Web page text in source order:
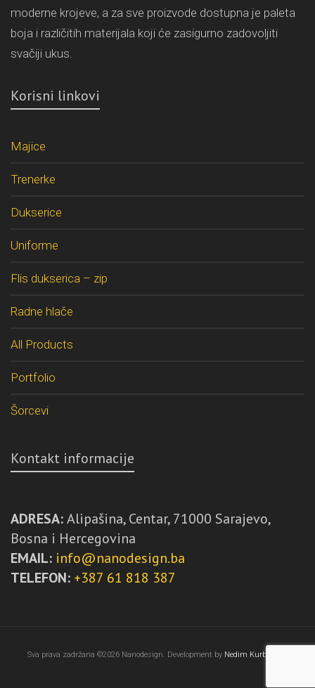
moderne krojeve, a za sve proizvode dostupna je paleta
boja i različitih materijala koji će zasigurno zadovoljiti
svačiji ukus.
Korisni linkovi
Majice
Trenerke
Dukserice
Uniforme
Flis dukserica – zip
Radne hlače
All Products
Portfolio
Šorcevi
Kontakt informacije
ADRESA:Alipašina, Centar, 71000 Sarajevo,
Bosna i Hercegovina
EMAIL: info@nanodesign.ba
TELEFON: +387 61 818 387
Sva prava zadržana ©2026 Nanodesign. Development by Nedim Kurbegović